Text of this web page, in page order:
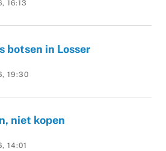
16:13
botsen in Losser
19:30
niet kopen
14:01